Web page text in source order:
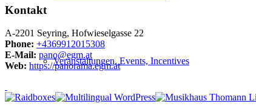
Veranstaltungen, Events, Incentives
Kontakt
A-2201 Seyring, Hofwieselgasse 22
Phone: +4369912015308
E-Mail: pano@egm.at
Web: https://panorama.egm.at